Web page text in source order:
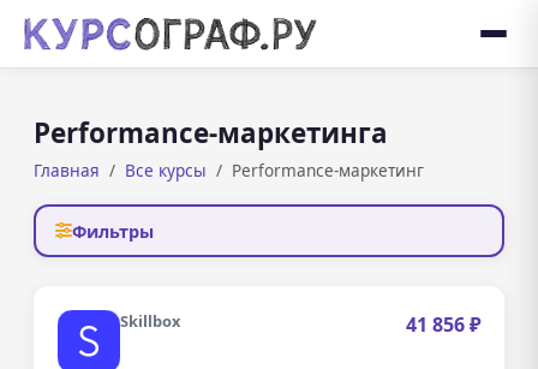
Performance-маркетинга
Главная Все курсы Performance-маркетинг
Фильтры
Skillbox 41 856 ₽